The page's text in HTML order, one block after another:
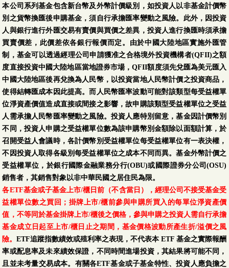
本公司系列基金包含新台幣及外幣計價級別，如投資人以非基金計價幣
別之貨幣換匯後申購基金，須自行承擔匯率變動之風險。此外，因投資
人與銀行進行外匯交易有賣價與買價之差異，投資人進行換匯時須承擔
買賣價差，此價差依各銀行報價而定。由於中國大陸地區實施外匯管
制，基金可以透過經理公司申請獲准之合格境外投資機構者(QFII)之額
度直接投資中國大陸地區當地證券市場，QFII額度須先兌匯為美元匯入
中國大陸地區後再兌換為人民幣，以投資當地人民幣計價之投資商品，
使得結轉匯成本因此提高。而人民幣匯率波動可能對該類型每受益權單
位淨資產價值造成直接或間接之影響，故申購該類型受益權單位之受益
人需承擔人民幣匯率變動之風險。投資人應特別留意，基金因計價幣別
不同，投資人申購之受益權單位數為該申購幣別金額除以面額計算，於
召開受益人會議時，各計價幣別受益權單位每受益權單位有一表決權，
不因投資人取得各級別每受益權單位之成本不同而異。基金外幣計價之
受益權單位，於銀行國際金融業務分行(OBU)或國際證券分公司(OSU)
銷售者，其銷售對象以非中華民國之居住民為限。
各ETF基金或子基金上市/櫃日前（不含當日），經理公司不接受基金受
益權單位數之買回；掛牌上市/櫃前參與申購所買入的每單位淨資產價
值，不等同於基金掛牌上市/櫃後之價格，參與申購之投資人需自行承擔
基金成立日起至上市/櫃日止之期間，基金價格波動所產生折/溢價之風
險。ETF追蹤指數績效或殖利率之表現，不代表本 ETF 基金之實際報酬
率或配息率及未來績效保證，不同時間進場投資，其結果將可能不同，
且並未考量交易成本。有關各ETF基金或子基金特性、投資人應負擔之